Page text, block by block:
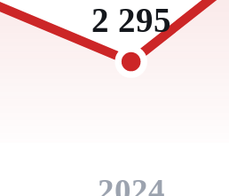
2 295